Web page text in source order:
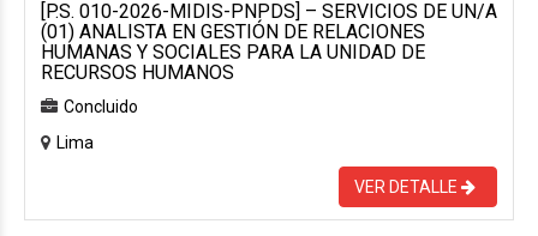
[P.S. 010-2026-MIDIS-PNPDS] – SERVICIOS DE UN/A
(01) ANALISTA EN GESTIÓN DE RELACIONES
HUMANAS Y SOCIALES PARA LA UNIDAD DE
RECURSOS HUMANOS
Concluido
Lima
VER DETALLE